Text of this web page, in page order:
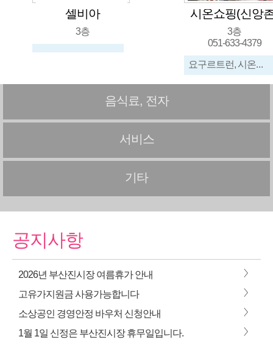
셀비아
3층
시온쇼핑(신앙
3층
051-633-4379
요구르트런, 시온식품, 신앙촌생명물간장, 이불
음식료, 전자
서비스
기타
공지사항
2026년 부산진시장 여름휴가 안내 >
고유가지원금 사용가능합니다 >
소상공인 경영안정 바우처 신청안내 >
1월 1일 신정은 부산진시장 휴무일입니다. >